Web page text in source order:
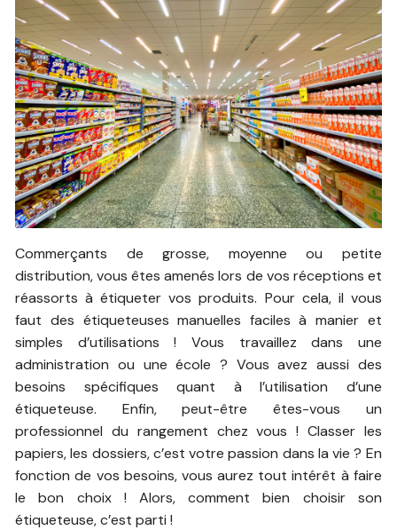
Commerçants de grosse, moyenne ou petite
distribution, vous êtes amenés lors de vos réceptions et
réassorts à étiqueter vos produits. Pour cela, il vous
faut des étiqueteuses manuelles faciles à manier et
simples d’utilisations ! Vous travaillez dans une
administration ou une école ? Vous avez aussi des
besoins spécifiques quant à l’utilisation d’une
étiqueteuse. Enfin, peut-être êtes-vous un
professionnel du rangement chez vous ! Classer les
papiers, les dossiers, c’est votre passion dans la vie ? En
fonction de vos besoins, vous aurez tout intérêt à faire
le bon choix ! Alors, comment bien choisir son
étiqueteuse, c’est parti !